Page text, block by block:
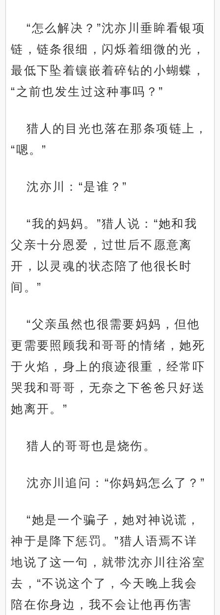
“怎么解决？”沈亦川垂眸看银项
链，链条很细，闪烁着细微的光，
最低下坠着镶嵌着碎钻的小蝴蝶，
“之前也发生过这种事吗？”
猎人的目光也落在那条项链上，
“嗯。”
沈亦川：“是谁？”
“我的妈妈。”猎人说：“她和我
父亲十分恩爱，过世后不愿意离
开，以灵魂的状态陪了他很长时
间。”
“父亲虽然也很需要妈妈，但他
更需要照顾我和哥哥的情绪，她死
于火焰，身上的痕迹很重，经常吓
哭我和哥哥，无奈之下爸爸只好送
她离开。”
猎人的哥哥也是烧伤。
沈亦川追问：“你妈妈怎么了？”
“她是一个骗子，她对神说谎，
神于是降下惩罚。”猎人语焉不详
地说了这一句，就带沈亦川往浴室
去，“不说这个了，今天晚上我会
陪在你身边，我不会让他再伤害